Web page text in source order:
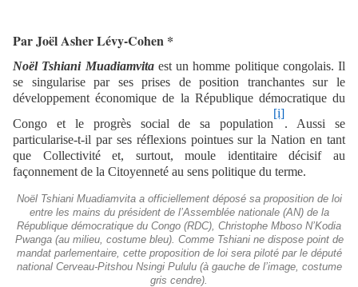
Par Joël Asher Lévy-Cohen *
Noël Tshiani Muadiamvitaest un homme politique congolais. Il
se singularise par ses prises de position tranchantes sur le
développement économique de la République démocratique du
Congo et le progrès social de sa population
[i]
. Aussi se
particularise-t-il par ses réflexions pointues sur la Nation en tant
que Collectivité et, surtout, moule identitaire décisif au
façonnement de la Citoyenneté au sens politique du terme.
Noël Tshiani Muadiamvita a officiellement déposé sa proposition de loi
entre les mains du président de l’Assemblée nationale (AN) de la
République démocratique du Congo (RDC), Christophe Mboso N’Kodia
Pwanga (au milieu, costume bleu). Comme Tshiani ne dispose point de
mandat parlementaire, cette proposition de loi sera piloté par le député
national Cerveau-Pitshou Nsingi Pululu (à gauche de l’image, costume
gris cendre).